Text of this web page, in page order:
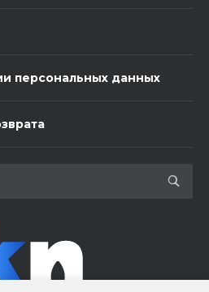
персональных данных